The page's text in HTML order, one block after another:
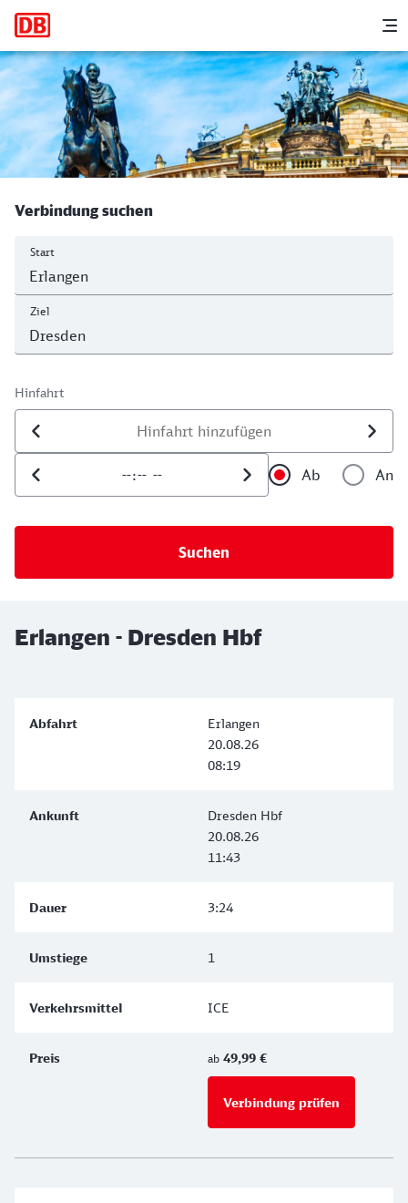
Hauptnavigation
Erlangen - Dresden Hbf
Verbindung suchen
Start
Ziel
Hinfahrt
Datum der Hinfahrt
Uhrzeit der Hinfahrt
Ab
An
Erlangen - Dresden Hbf
Erlangen
20.08.26
08:19
Dresden Hbf
20.08.26
11:43
3:24
1
ICE
ab 49,99 €
Verbindung prüfen